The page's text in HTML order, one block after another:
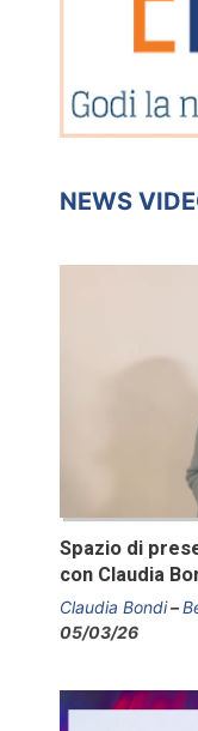
NEWS
Spazio di
con Claudia
Claudia Bondi
05/03/26